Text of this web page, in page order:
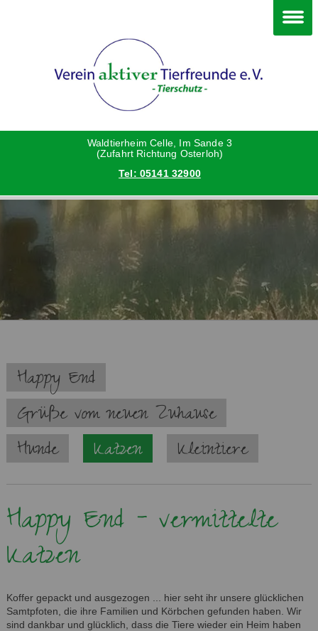
Waldtierheim Celle, Im Sande 3
(Zufahrt Richtung Osterloh)
Tel: 05141 32900
Navigation
überspringen
Happy End
Grüße vom neuen Zuhause
Hunde
Katzen Kleintiere
Happy End - vermittelte
Katzen
Koffer gepackt und ausgezogen ... hier seht ihr unsere glücklichen
Samtpfoten, die ihre Familien und Körbchen gefunden haben. Wir
sind dankbar und glücklich, dass die Tiere wieder ein Heim haben
Katzen
Vermittlungshilfe privat
Danke an die Helfer
Vorstand
Satzung